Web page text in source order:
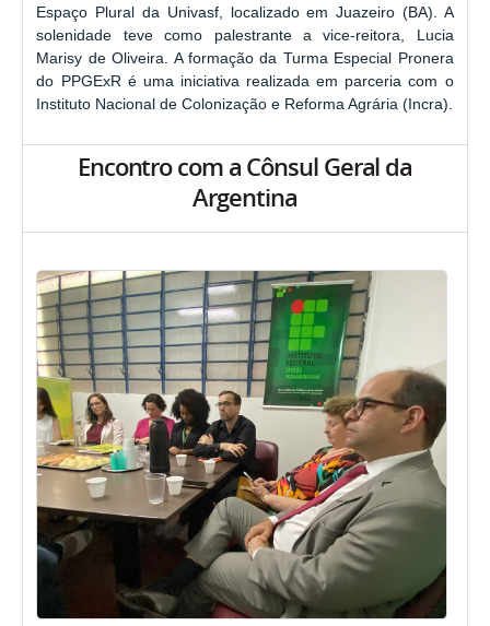
Espaço Plural da Univasf, localizado em Juazeiro (BA). A
solenidade teve como palestrante a vice-reitora, Lucia
Marisy de Oliveira. A formação da Turma Especial Pronera
do PPGExR é uma iniciativa realizada em parceria com o
Instituto Nacional de Colonização e Reforma Agrária (Incra).
Encontro com a Cônsul Geral da
Argentina